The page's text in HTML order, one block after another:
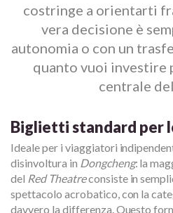
costringe a orientarti
vera decisione è
autonomia o con un
quanto vuoi investire
centrale
Biglietti standard per
Ideale per i viaggiatori
disinvoltura in Dongcheng: la
del Red Theatreconsiste in
spettacolo acrobatico, con la
davvero la differenza. Questo